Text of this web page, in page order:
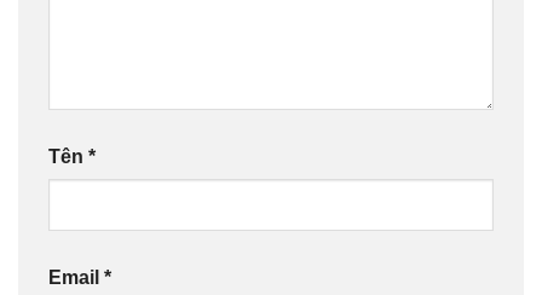
Tên *
Email *